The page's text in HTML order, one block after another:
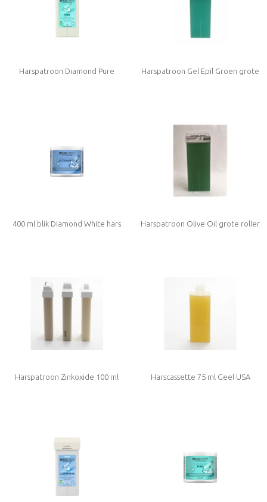
Harspatroon Diamond Pure Harspatroon Gel Epil Groen grote
400 ml blik Diamond White hars Harspatroon Olive Oil grote roller
Harspatroon Zinkoxide 100 ml Harscassette 75 ml Geel USA